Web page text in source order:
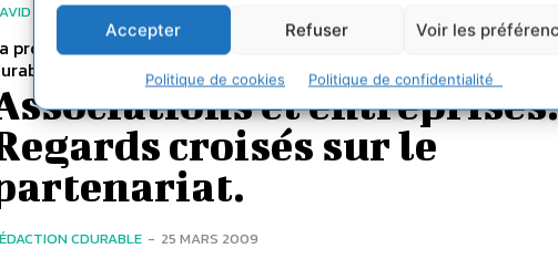
Accepter Refuser Voir les
Politique de cookies Politique de confidentialité
NAULIN - 7 MAI 2009
protection de l’environnement et la mise en œuvre du
n’ont de sens que si l’école s’en empare activement. Avec
et
croisés sur le
CDURABLE - 25 MARS 2009